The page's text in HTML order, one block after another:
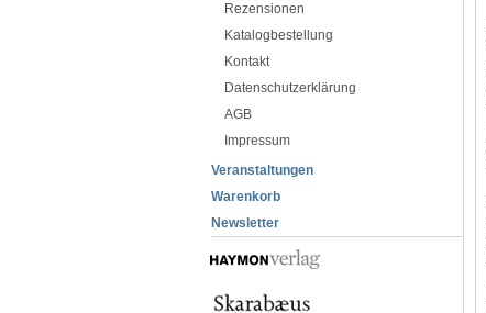
Rezensionen
Katalogbestellung
Kontakt
Datenschutzerklärung
AGB
Impressum
Veranstaltungen
Warenkorb
Newsletter